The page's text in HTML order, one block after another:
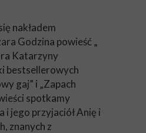
nakładem
Godzina powieść „
Katarzyny
bestsellerowych
gaj” i „Zapach
spotkamy
i jego przyjaciół Anię i
znanych z